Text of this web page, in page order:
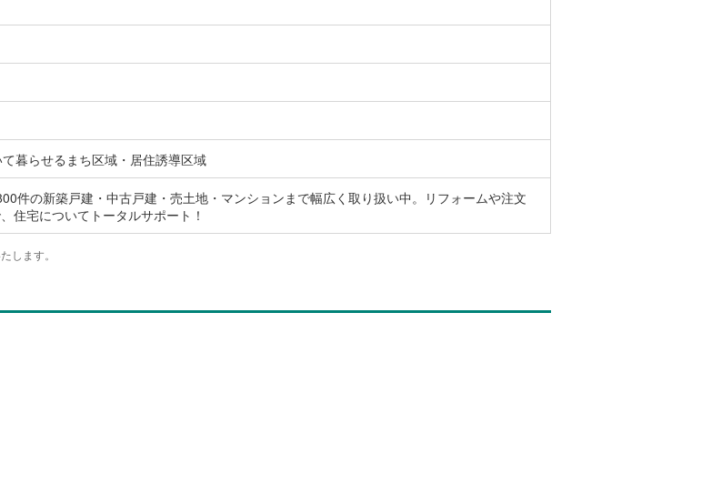
暮らせるまち区域・居住誘導区域
件の新築戸建・中古戸建・売土地・マンションまで幅広く取り扱い中。リフォームや注文
住宅についてトータルサポート！
します。